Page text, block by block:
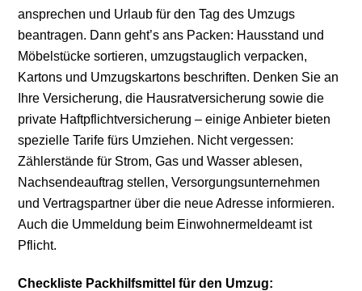
ansprechen und Urlaub für den Tag des Umzugs
beantragen. Dann geht’s ans Packen: Hausstand und
Möbelstücke sortieren, umzugstauglich verpacken,
Kartons und Umzugskartons beschriften. Denken Sie an
Ihre Versicherung, die Hausratversicherung sowie die
private Haftpflichtversicherung – einige Anbieter bieten
spezielle Tarife fürs Umziehen. Nicht vergessen:
Zählerstände für Strom, Gas und Wasser ablesen,
Nachsendeauftrag stellen, Versorgungsunternehmen
und Vertragspartner über die neue Adresse informieren.
Auch die Ummeldung beim Einwohnermeldeamt ist
Pflicht.
Checkliste Packhilfsmittel für den Umzug: